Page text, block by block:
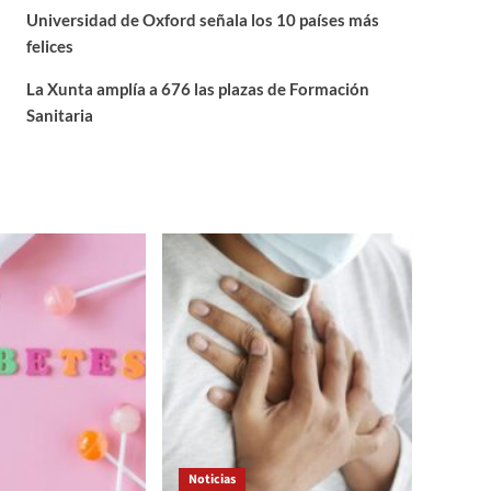
Universidad de Oxford señala los 10 países más
felices
La Xunta amplía a 676 las plazas de Formación
Sanitaria
Noticias